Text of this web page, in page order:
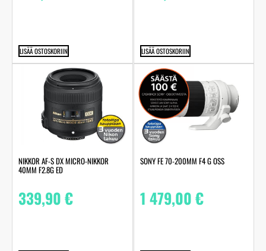
LISÄÄ OSTOSKORIIN LISÄÄ OSTOSKORIIN
NIKKOR AF-S DX MICRO-NIKKOR
40MM F2.8G ED
339,90€
SONY FE 70-200MM F4 G OSS
1 479,00€